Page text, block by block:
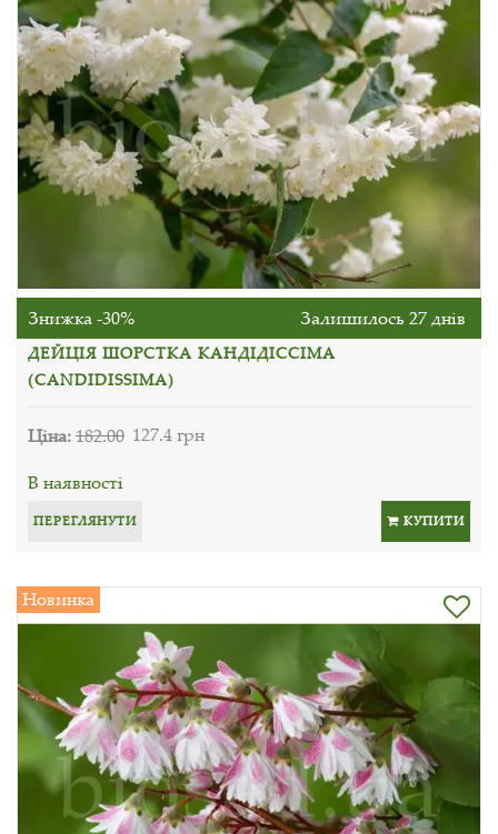
Знижка -30% Залишилось 27 днів
ДЕЙЦІЯ ШОРСТКА КАНДІДІССІМА
(CANDIDISSIMA)
Ціна:182.00 127.4 грн
В наявності
ПЕРЕГЛЯНУТИ КУПИТИ
Новинка